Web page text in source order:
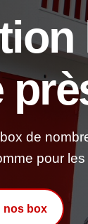
de
pour
nos box